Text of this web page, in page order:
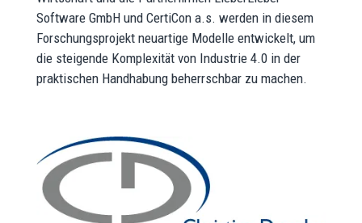
Software GmbH und CertiCon a.s. werden in diesem
Forschungsprojekt neuartige Modelle entwickelt, um
die steigende Komplexität von Industrie 4.0 in der
praktischen Handhabung beherrschbar zu machen.